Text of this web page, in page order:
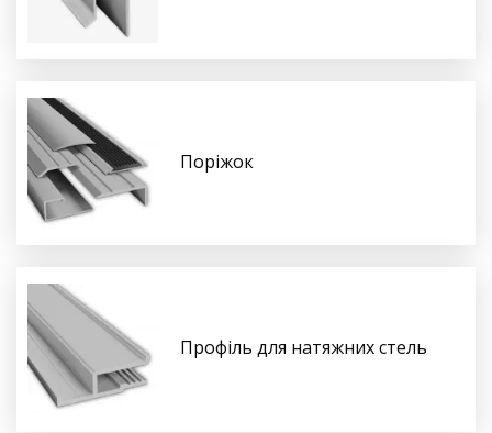
Поріжок
Профіль для натяжних стель